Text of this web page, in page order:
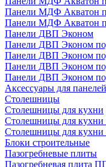
Панели МДФ Акватон
Панели МДФ Акватон
Панели ДВП Эконом
Панели ДВП Эконом
Панели ДВП Эконом
Панели ДВП Эконом
Панели ДВП Эконом
Аксессуары для
Столешницы
Столешницы для кухни
Столешницы для
Столешницы для
Блоки строительные
Пазогребневые плиты
Пазогребневая плита